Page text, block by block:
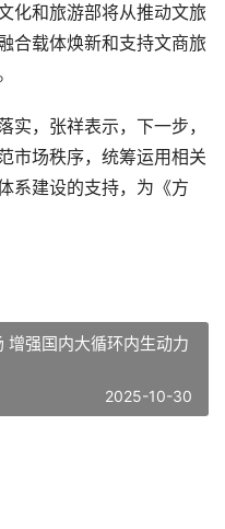
化和旅游部将从推动文旅
合载体焕新和支持文商旅
，张祥表示，下一步，
市场秩序，统筹运用相关
系建设的支持，为《方
增强国内大循环内生动力
2025-10-30